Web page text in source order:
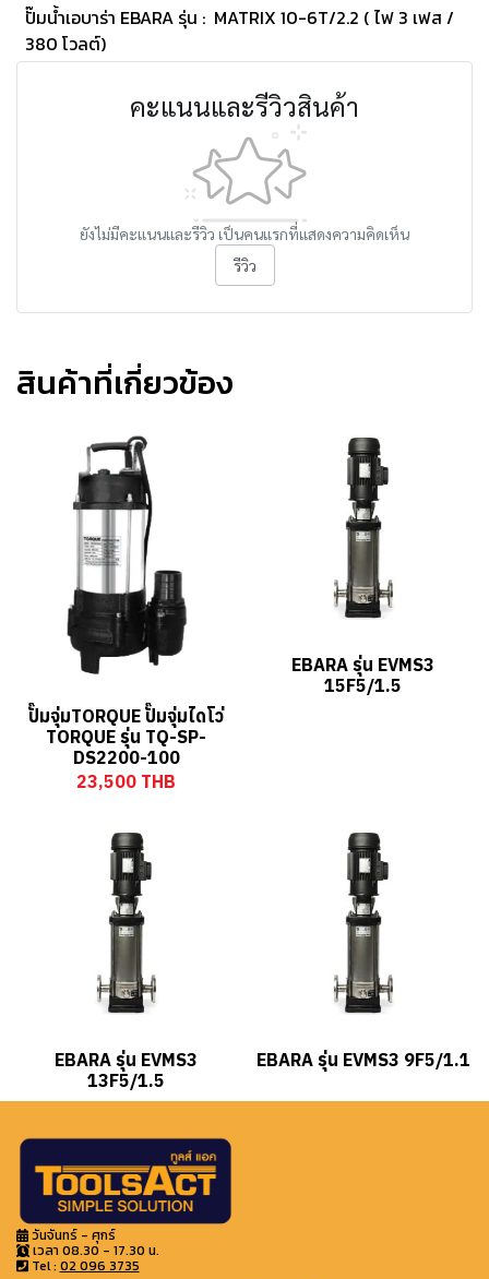
ปั๊มน้ำเอบาร่า EBARA รุ่น : MATRIX 10-6T/2.2 ( ไฟ 3 เฟส /
380 โวลต์)
คะแนนและรีวิวสินค้า
ยังไม่มีคะแนนและรีวิว เป็นคนแรกที่แสดงความคิดเห็น
รีวิว
สินค้าที่เกี่ยวข้อง
ปั๊มจุ่มTORQUE ปั๊มจุ่มไดโว่
TORQUE รุ่น TQ-SP-
DS2200-100
23,500 THB
EBARA รุ่น EVMS3
15F5/1.5
EBARA รุ่น EVMS3
13F5/1.5
EBARA รุ่น EVMS3 9F5/1.1
วันจันทร์ - ศุกร์
เวลา 08.30 - 17.30 น.
Tel : 02 096 3735